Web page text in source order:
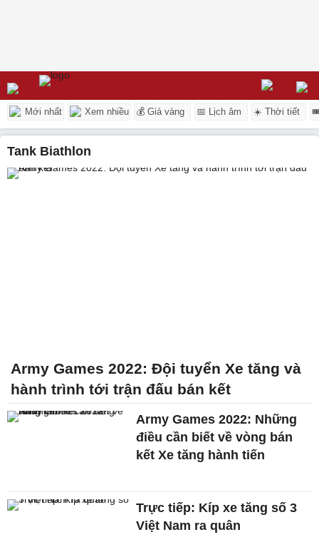
Mới nhất Xem nhiều 💰 Giá vàng 📅 Lịch âm ☀️ Thời tiết
Tank Biathlon
Army Games 2022: Đội tuyển Xe tăng và
hành trình tới trận đấu bán kết
Army Games 2022: Những
điều cần biết về vòng bán
kết Xe tăng hành tiến
Trực tiếp: Kíp xe tăng số 3
Việt Nam ra quân